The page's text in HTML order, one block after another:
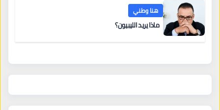
هنا وطني
ماذا يريد الليبيون؟